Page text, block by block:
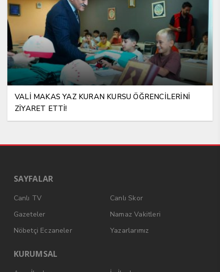
VALİ MAKAS YAZ KURAN KURSU ÖĞRENCİLERİNİ
ZİYARET ETTİ!
SAYFALAR
Canlı TV
Canlı Skor
Gazeteler
Namaz Vakitleri
Nöbetçi Eczaneler
Yazarlarımız
KURUMSAL